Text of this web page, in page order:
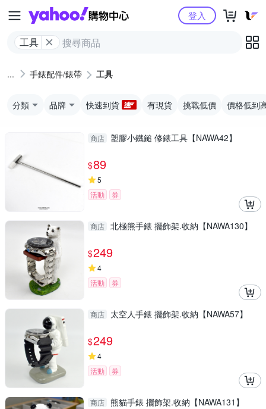
Yahoo購物中心
工具
登入
手錶配件/錶帶 工具
分類 品牌 快速到貨 有現貨 挑戰低價 價格低到
商店 塑膠小鐵鎚 修錶工具【NAWA42】
$89
5
活動
券
商店 北極熊手錶 擺飾架.收納【NAWA130】
$249
4
活動
券
商店 太空人手錶 擺飾架.收納【NAWA57】
$249
4
活動
券
商店 熊貓手錶 擺飾架.收納【NAWA131】